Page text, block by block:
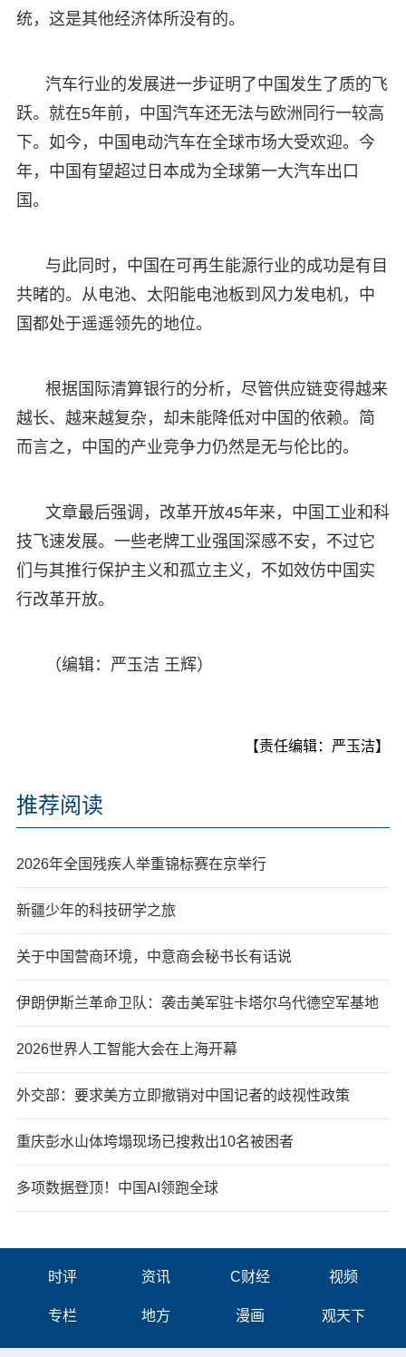
统，这是其他经济体所没有的。
汽车行业的发展进一步证明了中国发生了质的飞
跃。就在5年前，中国汽车还无法与欧洲同行一较高
下。如今，中国电动汽车在全球市场大受欢迎。今
年，中国有望超过日本成为全球第一大汽车出口
国。
与此同时，中国在可再生能源行业的成功是有目
共睹的。从电池、太阳能电池板到风力发电机，中
国都处于遥遥领先的地位。
根据国际清算银行的分析，尽管供应链变得越来
越长、越来越复杂，却未能降低对中国的依赖。简
而言之，中国的产业竞争力仍然是无与伦比的。
文章最后强调，改革开放45年来，中国工业和科
技飞速发展。一些老牌工业强国深感不安，不过它
们与其推行保护主义和孤立主义，不如效仿中国实
行改革开放。
（编辑：严玉洁 王辉）
【责任编辑：严玉洁】
推荐阅读
2026年全国残疾人举重锦标赛在京举行
新疆少年的科技研学之旅
关于中国营商环境，中意商会秘书长有话说
伊朗伊斯兰革命卫队：袭击美军驻卡塔尔乌代德空军基地
2026世界人工智能大会在上海开幕
外交部：要求美方立即撤销对中国记者的歧视性政策
重庆彭水山体垮塌现场已搜救出10名被困者
多项数据登顶！中国AI领跑全球
时评 资讯 C财经 视频
专栏 地方 漫画 观天下